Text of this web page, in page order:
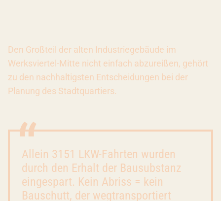
Den Großteil der alten Industriegebäude im
Werksviertel-Mitte nicht einfach abzureißen, gehört
zu den nachhaltigsten Entscheidungen bei der
Planung des Stadtquartiers.
Allein 3151 LKW-Fahrten wurden
durch den Erhalt der Bausubstanz
eingespart. Kein Abriss = kein
Bauschutt, der wegtransportiert